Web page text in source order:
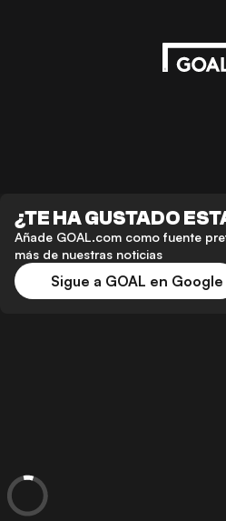
¿TE HA GUSTADO
Añade GOAL.com como fuente
más de nuestras noticias
Sigue a GOAL en Google